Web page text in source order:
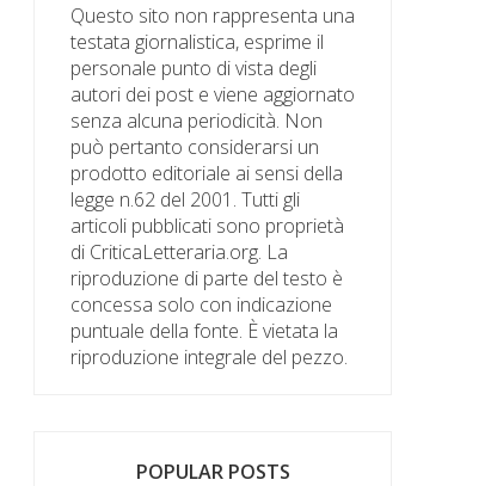
Questo sito non rappresenta una
testata giornalistica, esprime il
personale punto di vista degli
autori dei post e viene aggiornato
senza alcuna periodicità. Non
può pertanto considerarsi un
prodotto editoriale ai sensi della
legge n.62 del 2001. Tutti gli
articoli pubblicati sono proprietà
di CriticaLetteraria.org. La
riproduzione di parte del testo è
concessa solo con indicazione
puntuale della fonte. È vietata la
riproduzione integrale del pezzo.
POPULAR POSTS